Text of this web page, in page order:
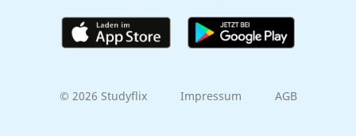
© 2026 Studyflix Impressum AGB